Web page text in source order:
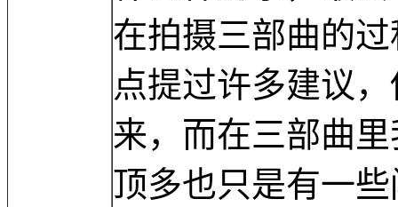
在拍摄三部曲的
点提过许多建议
来，而在三部曲
顶多也只是有一